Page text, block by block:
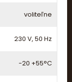
voliteľne
230 V, 50 Hz
-20 +55°C